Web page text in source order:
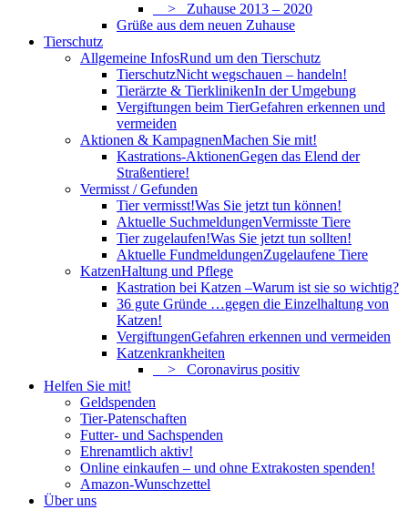
> Zuhause 2013 – 2020
Grüße aus dem neuen Zuhause
Tierschutz
Allgemeine InfosRund um den Tierschutz
TierschutzNicht wegschauen – handeln!
Tierärzte & TierklinikenIn der Umgebung
Vergiftungen beim TierGefahren erkennen und
vermeiden
Aktionen & KampagnenMachen Sie mit!
Kastrations-AktionenGegen das Elend der
Straßentiere!
Vermisst / Gefunden
Tier vermisst!Was Sie jetzt tun können!
Aktuelle SuchmeldungenVermisste Tiere
Tier zugelaufen!Was Sie jetzt tun sollten!
Aktuelle FundmeldungenZugelaufene Tiere
KatzenHaltung und Pflege
Kastration bei Katzen –Warum ist sie so wichtig?
36 gute Gründe …gegen die Einzelhaltung von
Katzen!
VergiftungenGefahren erkennen und vermeiden
Katzenkrankheiten
> Coronavirus positiv
Helfen Sie mit!
Geldspenden
Tier-Patenschaften
Futter- und Sachspenden
Ehrenamtlich aktiv!
Online einkaufen – und ohne Extrakosten spenden!
Amazon-Wunschzettel
Über uns